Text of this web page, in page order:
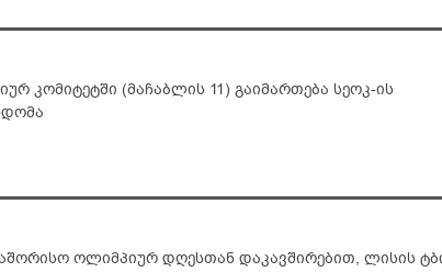
კომიტეტში (მაჩაბლის 11) გაიმართება სეოკ-ის
ოლიმპიურ დღესთან დაკავშირებით, ლისის